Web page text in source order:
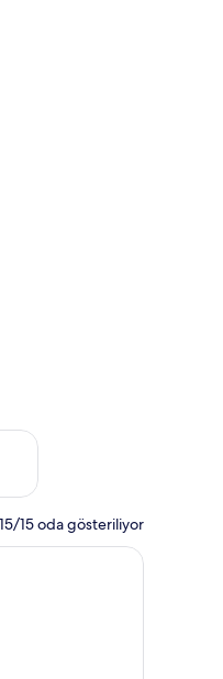
kontrol et Ağu 14 -
15/15 oda gösteriliyor
takımı, Select Comfort yatak, ses